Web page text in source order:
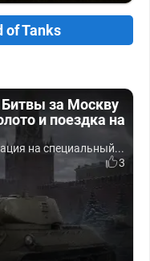
of Tanks
за Москву
и поездка на
на специальный...
3